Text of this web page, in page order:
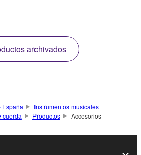
archivados
España
Instrumentos musicales
cuerda
Productos Accesorios